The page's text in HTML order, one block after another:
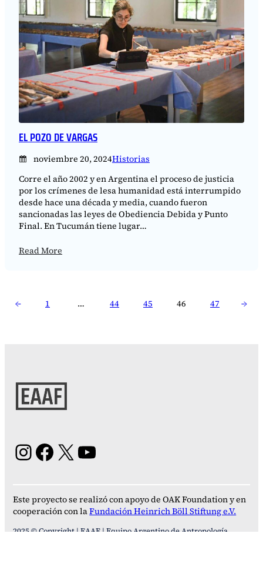
EL POZO DE VARGAS
noviembre 20, 2024Historias
Corre el año 2002 y en Argentina el proceso de justicia
por los crímenes de lesa humanidad está interrumpido
desde hace una década y media, cuando fueron
sancionadas las leyes de Obediencia Debida y Punto
Final. En Tucumán tiene lugar…
Read More
← 1 … 44 45 46 47 →
InstagramFacebook X YouTube
Este proyecto se realizó con apoyo de OAK Foundation y en
cooperación con laFundación Heinrich Böll Stiftung e.V.
2025 © Copyright | EAAF | Equipo Argentino de Antropología